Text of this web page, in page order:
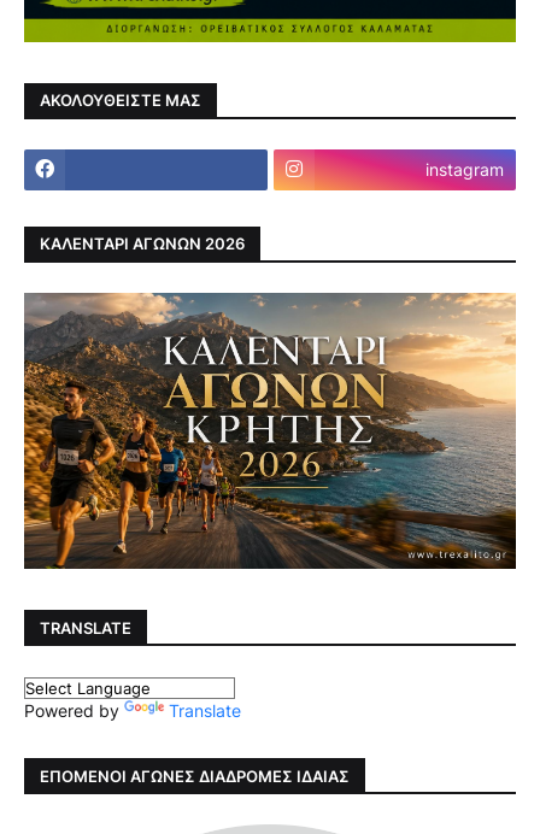
ΑΚΟΛΟΥΘΕΙΣΤΕ ΜΑΣ
instagram
ΚΑΛΕΝΤΑΡΙ ΑΓΩΝΩΝ 2026
TRANSLATE
Powered by Translate
ΕΠΟΜΕΝΟΙ ΑΓΩΝΕΣ ΔΙΑΔΡΟΜΕΣ ΙΔΑΙΑΣ